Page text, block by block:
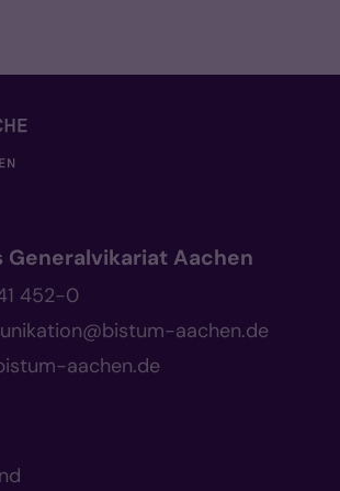
Generalvikariat Aachen
452-0
aachen.de
aachen.de